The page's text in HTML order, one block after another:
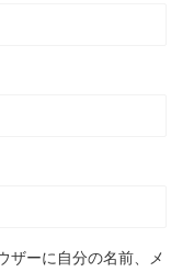
ザーに自分の名前、メ